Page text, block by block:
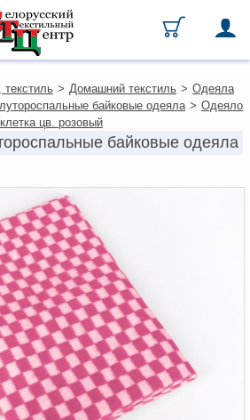
и
и
текстиль > Домашний текстиль > Одеяла
байковые одеяла > Одеяло
цв. розовый
байковые одеяла